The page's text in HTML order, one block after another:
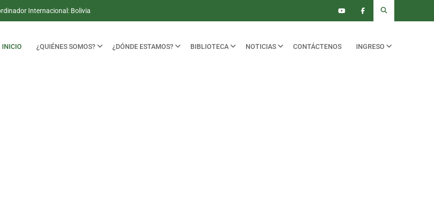
Internacional: Bolivia
INICIO ¿QUIÉNES SOMOS? ¿DÓNDE ESTAMOS? BIBLIOTECA NOTICIAS CONTÁCTENOS INGRESO